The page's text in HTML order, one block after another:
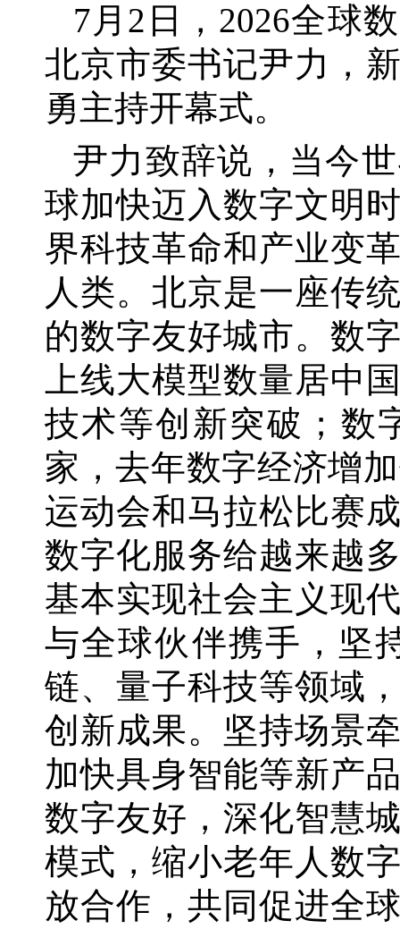
7月 2 日， 2026全球
北京市委书记尹力，
勇主持开幕式。
尹力致辞说，当今
球加快迈入数字文明
界科技革命和产业变
人类。北京是一座传
的数字友好城市。数
上线大模型数量居中
技术等创新突破；数
家，去年数字经济增
运动会和马拉松比赛
数字化服务给越来越
基本实现社会主义现
与全球伙伴携手，坚
链、量子科技等领域
创新成果。坚持场景
加快具身智能等新产
数字友好，深化智慧
模式，缩小老年人数
放合作，共同促进全